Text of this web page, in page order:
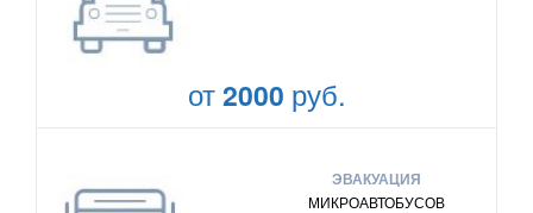
от2000 руб.
ЭВАКУАЦИЯ
МИКРОАВТОБУСОВ